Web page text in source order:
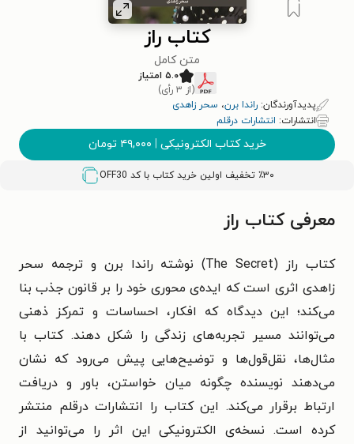
کتاب راز
متن کامل
۵.۰ امتیاز
(از ۳ رأی)
پدیدآورندگان: راندا برن، سحر زاهدی
انتشارات: انتشارات درقلم
خرید کتاب الکترونیکی | ۴۹,۰۰۰ تومان
٪۳۰ تخفیف اولین خرید کتاب با کد OFF30
معرفی کتاب راز
کتاب راز (The Secret) نوشته راندا برن و ترجمه سحر
زاهدی اثری است که ایده‌ی محوری خود را بر قانون جذب بنا
می‌کند؛ این دیدگاه که افکار، احساسات و تمرکز ذهنی
می‌توانند مسیر تجربه‌های زندگی را شکل دهند. کتاب با
مثال‌ها، نقل‌قول‌ها و توضیح‌هایی پیش می‌رود که نشان
می‌دهند نویسنده چگونه میان خواستن، باور و دریافت
ارتباط برقرار می‌کند. این کتاب را انتشارات درقلم منتشر
کرده است. نسخه‌ی الکترونیکی این اثر را می‌توانید از